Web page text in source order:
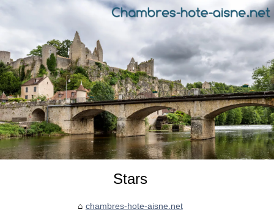
Stars
chambres-hote-aisne.net